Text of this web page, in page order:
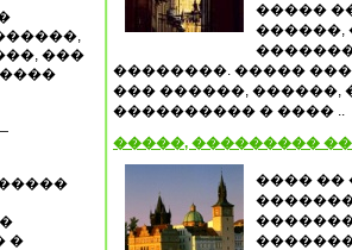
���
�
�����
������,
��������. �����
��� ������, ������,
���������� � ���� ..
�����, ���������
���� ��